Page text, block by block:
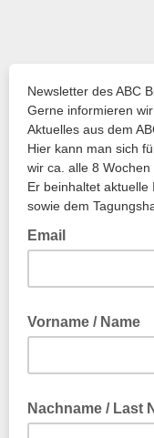
Newsletter des ABC
Gerne informieren
Aktuelles aus dem
Hier kann man sich
wir ca. alle 8 Wochen
Er beinhaltet
sowie dem
Email
Vorname / Name
Nachname / Last